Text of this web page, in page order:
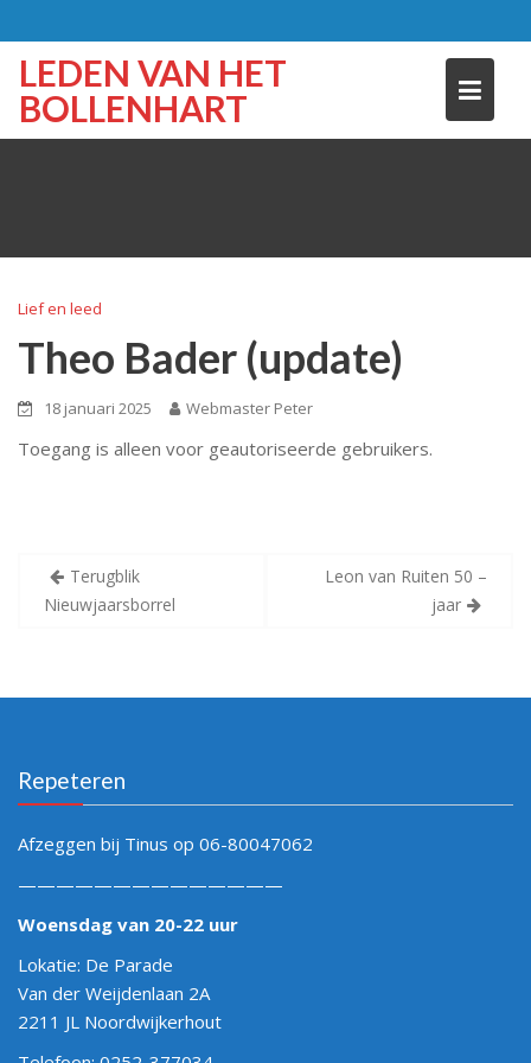
to
content
LEDEN VAN HET
BOLLENHART
Lief en leed
Theo Bader (update)
18 januari 2025 Webmaster Peter
Toegang is alleen voor geautoriseerde gebruikers.
Bericht
navigatie
Terugblik
Nieuwjaarsborrel
Leon van Ruiten 50 –
jaar
Repeteren
Afzeggen bij Tinus op 06-80047062
——————————————
Woensdag van 20-22 uur
Lokatie: De Parade
Van der Weijdenlaan 2A
2211 JL Noordwijkerhout